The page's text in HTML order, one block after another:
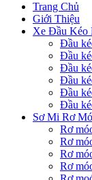
Trang Chủ
Giới Thiệu
Xe Đầu Kéo
Đầu
Đầu
Đầu
Đầu
Đầu
Đầu
Sơ Mi Rơ
Rơ
Rơ
Rơ
Rơ